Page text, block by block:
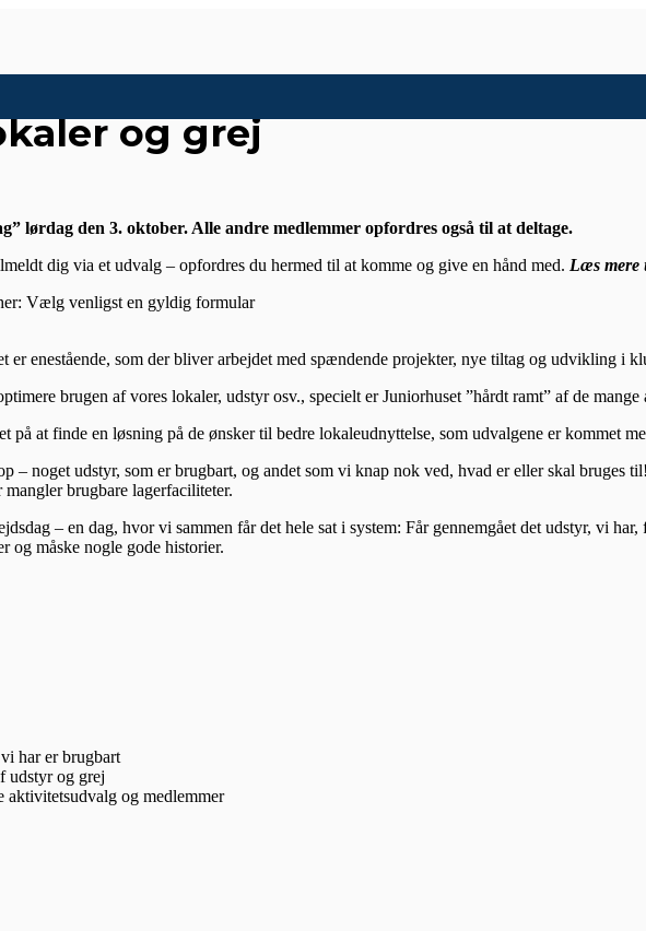
og grej
lørdag den 3. oktober. Alle andre medlemmer opfordres også til at deltage.
dig via et udvalg – opfordres du hermed til at komme og give en hånd med. Læs mere
Vælg venligst en gyldig formular
enestående, som der bliver arbejdet med spændende projekter, nye tiltag og udvikling i
brugen af vores lokaler, udstyr osv., specielt er Juniorhuset ”hårdt ramt” af de mange
på at finde en løsning på de ønsker til bedre lokaleudnyttelse, som udvalgene er kommet
– noget udstyr, som er brugbart, og andet som vi knap nok ved, hvad er eller skal bruges
brugbare lagerfaciliteter.
– en dag, hvor vi sammen får det hele sat i system: Får gennemgået det udstyr, vi
og måske nogle gode historier.
har er brugbart
udstyr og grej
og medlemmer